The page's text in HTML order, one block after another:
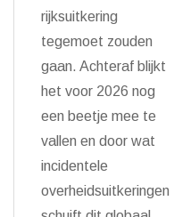
rijksuitkering
tegemoet zouden
gaan. Achteraf blijkt
het voor 2026 nog
een beetje mee te
vallen en door wat
incidentele
overheidsuitkeringen